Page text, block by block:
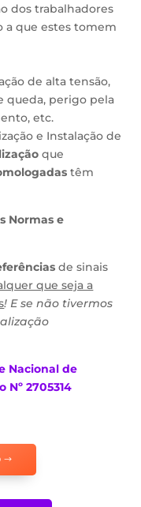
dos trabalhadores
a que estes tomem
de alta tensão,
queda, perigo pela
etc.
e Instalação de
que
têm
Normas e
de sinais
que seja a
! E se não tivermos
Nacional de
Nº 2705314